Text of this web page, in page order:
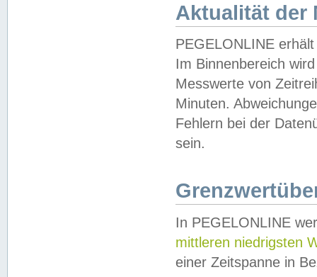
Aktualität der
PEGELONLINE
Im Binnenbereich
Messwerte von
Minuten.
Fehlern bei der
sein.
In PEGELONLINE
mittleren niedrigsten
einer Zeitspanne in